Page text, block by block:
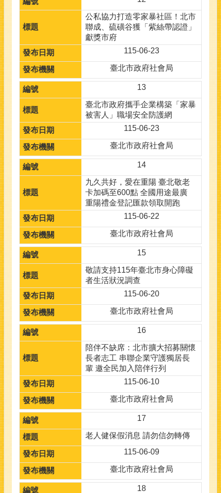
公私協力打造零家暴社區！北市
聯成、硫磺谷獲「紫絲帶認證」
獻獎市府
115-06-23
臺北市政府社會局
13
臺北市政府攜手企業構築「家暴
被害人」職場安全防護網
115-06-23
臺北市政府社會局
14
九久共好，愛在重陽 臺北敬老
卡加碼至600點 全國用途最廣
重陽禮金登記匯款領取開跑
115-06-22
臺北市政府社會局
15
敬請支持115年臺北市身心障礙
者生活狀況調查
115-06-20
臺北市政府社會局
16
陪伴不缺席：北市擴大招募關懷
長者志工 串聯企業守護獨居長
輩 邀全民加入陪伴行列
115-06-10
臺北市政府社會局
17
老人健保假消息 請勿信勿轉傳
115-06-09
臺北市政府社會局
18